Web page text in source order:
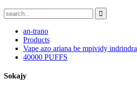
an-trano
Products
Vape azo ariana be mpividy indrindra
40000 PUFFS
Sokajy